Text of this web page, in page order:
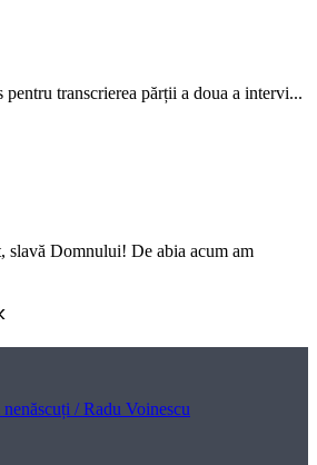
transcrierea părții a doua a intervi...
slavă Domnului! De abia acum am
/ Radu Voinescu